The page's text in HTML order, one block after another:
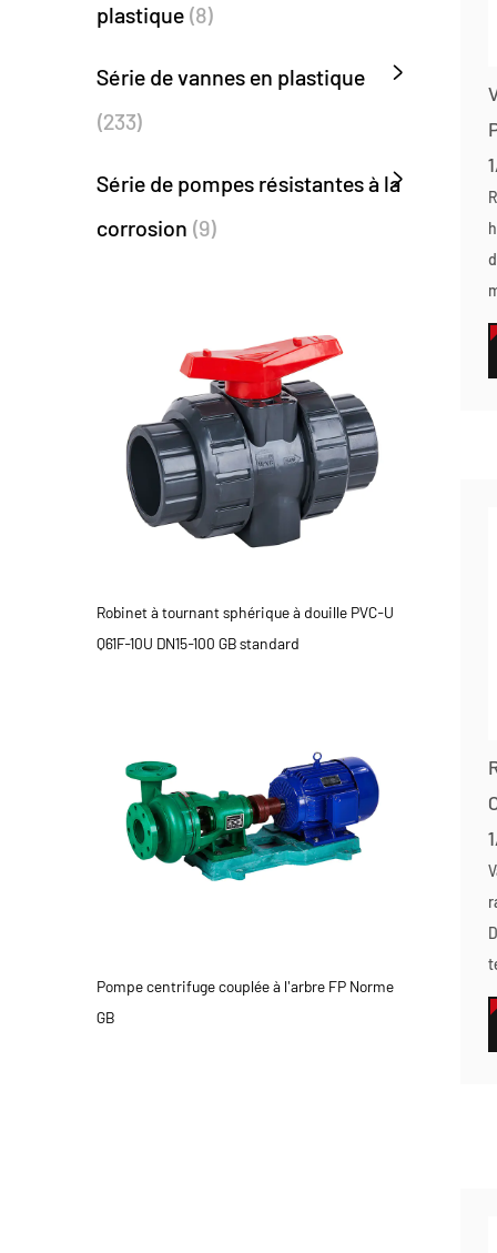
plastique (8)
Série de vannes en plastique
(233)
Série de pompes résistantes à la
corrosion (9)
Robinet à tournant sphérique à douille PVC-U
Q61F-10U DN15-100 GB standard
Pompe centrifuge couplée à l'arbre FP Norme
GB